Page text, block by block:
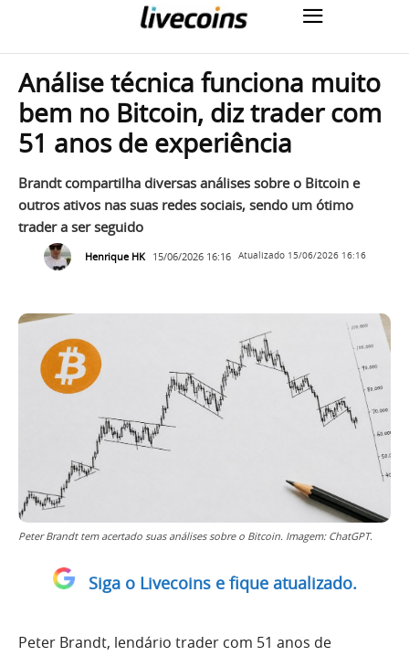
Análise técnica funciona muito
bem no Bitcoin, diz trader com
51 anos de experiência
Brandt compartilha diversas análises sobre o Bitcoin e
outros ativos nas suas redes sociais, sendo um ótimo
trader a ser seguido
Henrique HK 15/06/2026 16:16 Atualizado 15/06/2026 16:16
Peter Brandt tem acertado suas análises sobre o Bitcoin. Imagem: ChatGPT.
Siga o Livecoins e fique atualizado.
Peter Brandt, lendário trader com 51 anos de